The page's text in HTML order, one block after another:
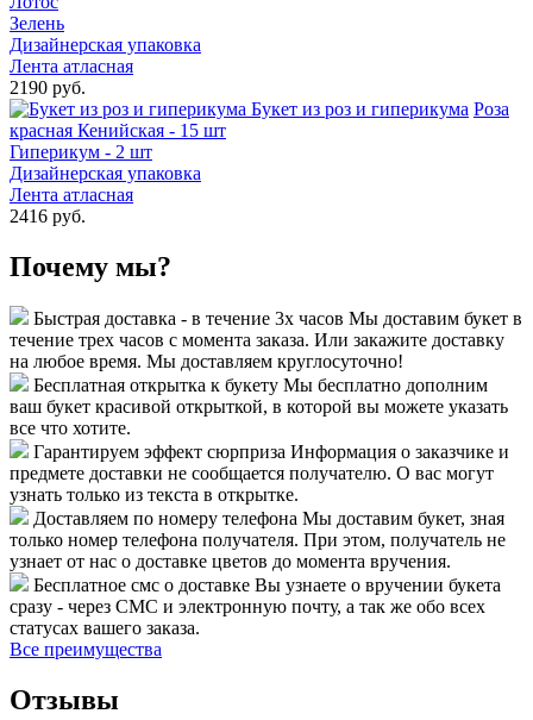
Зелень
Дизайнерская упаковка
Лента атласная
2190 руб.
Букет из роз и гиперикума Роза
красная Кенийская - 15 шт
Гиперикум - 2 шт
Дизайнерская упаковка
Лента атласная
2416 руб.
Почему мы?
Быстрая доставка - в течение 3х часов Мы доставим букет в
течение трех часов с момента заказа. Или закажите доставку
на любое время. Мы доставляем круглосуточно!
Бесплатная открытка к букету Мы бесплатно дополним
ваш букет красивой открыткой, в которой вы можете указать
все что хотите.
Гарантируем эффект сюрприза Информация о заказчике и
предмете доставки не сообщается получателю. О вас могут
узнать только из текста в открытке.
Доставляем по номеру телефона Мы доставим букет, зная
только номер телефона получателя. При этом, получатель не
узнает от нас о доставке цветов до момента вручения.
Бесплатное смс о доставке Вы узнаете о вручении букета
сразу - через СМС и электронную почту, а так же обо всех
статусах вашего заказа.
Все преимущества
Отзывы